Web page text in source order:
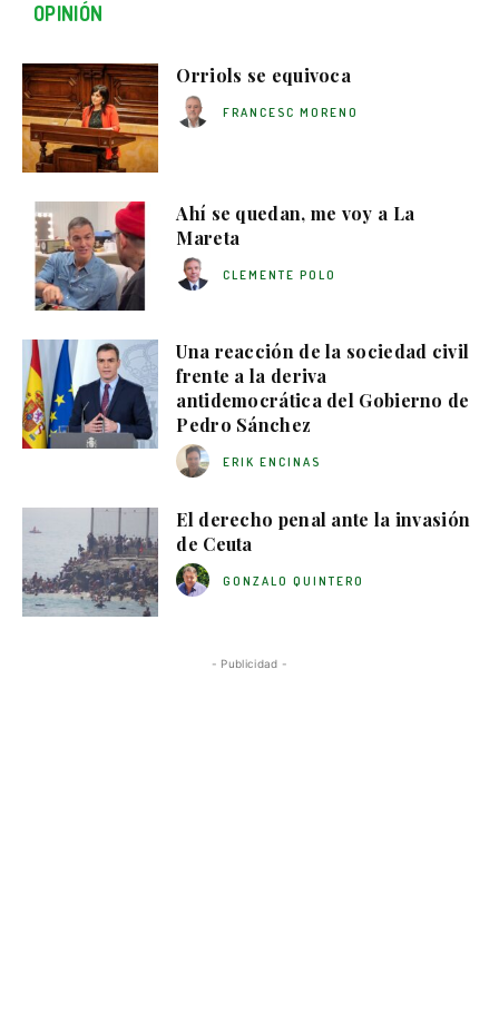
OPINIÓN
Orriols se equivoca
FRANCESC MORENO
Ahí se quedan, me voy a La
Mareta
CLEMENTE POLO
Una reacción de la sociedad civil
frente a la deriva
antidemocrática del Gobierno de
Pedro Sánchez
ERIK ENCINAS
El derecho penal ante la invasión
de Ceuta
GONZALO QUINTERO
- Publicidad -